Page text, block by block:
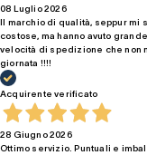
08 Luglio 2026
Il marchio di qualità, seppur mi
costose, ma hanno avuto
velocità di spedizione che non
giornata !!!!
Acquirente verificato
28 Giugno 2026
Ottimo servizio. Puntuali e